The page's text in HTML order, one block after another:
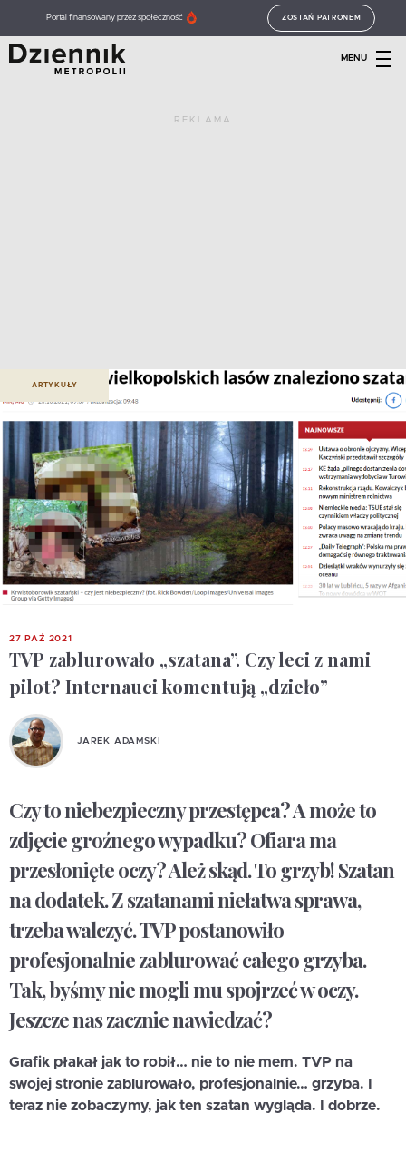
Portal finansowany przez społeczność ZOSTAŃ PATRONEM
MENU
REKLAMA
ARTYKUŁY
27 PAŹ 2021
TVP zablurowało „szatana”. Czy leci z nami
pilot? Internauci komentują „dzieło”
JAREK ADAMSKI
Czy to niebezpieczny przestępca? A może to
zdjęcie groźnego wypadku? Ofiara ma
przesłonięte oczy? Ależ skąd. To grzyb! Szatan
na dodatek. Z szatanami niełatwa sprawa,
trzeba walczyć. TVP postanowiło
profesjonalnie zablurować całego grzyba.
Tak, byśmy nie mogli mu spojrzeć w oczy.
Jeszcze nas zacznie nawiedzać?
Grafik płakał jak to robił… nie to nie mem. TVP na
swojej stronie zablurowało, profesjonalnie… grzyba. I
teraz nie zobaczymy, jak ten szatan wygląda. I dobrze.